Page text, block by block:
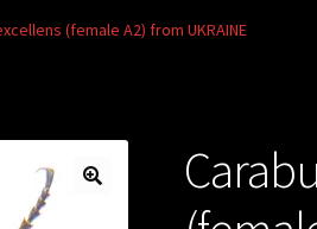
(female A2) from UKRAINE